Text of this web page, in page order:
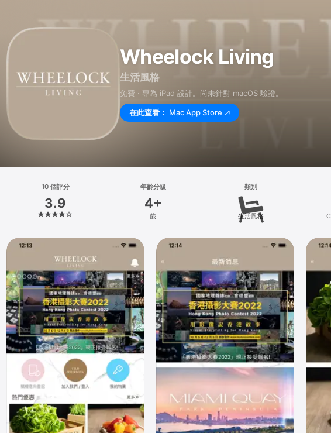
Wheelock Living
生活風格
免費 · 專為 iPad 設計。尚未針對 macOS 驗證。
在此查看： Mac App Store
10 個評分
3.9
年齡分級
4+
歲
類別
生活風格